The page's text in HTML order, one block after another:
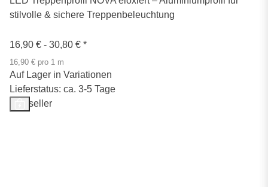
stilvolle & sichere Treppenbeleuchtung
16,90 € - 30,80 € *
16,90 € pro 1 m
Auf Lager in Variationen
Lieferstatus: ca. 3-5 Tage
Bestseller